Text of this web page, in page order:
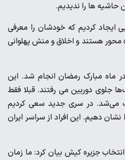
حاشیه ها را ندیدیم.
ایجاد کردیم که خودشان را معرفی
محور هستند و اخلاق و منش پهلوانی
ماه مبارک رمضان انجام شد. این
جلوی دوربین می رفتند. قبلا فقط
می‌شد. در سری جدید سعی کردیم
نشان دهیم. این افراد از سراسر ایران
انتخاب جزیره کیش بیان کرد: ما زمان